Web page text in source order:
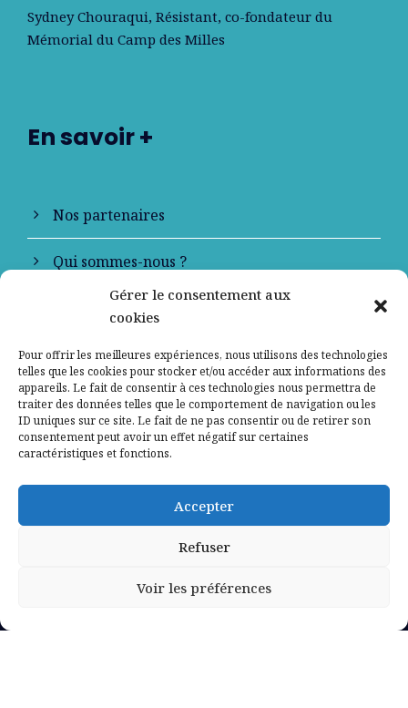
Gérer le consentement aux
cookies
Pour offrir les meilleures expériences, nous utilisons des technologies
telles que les cookies pour stocker et/ou accéder aux informations des
appareils. Le fait de consentir à ces technologies nous permettra de
traiter des données telles que le comportement de navigation ou les
ID uniques sur ce site. Le fait de ne pas consentir ou de retirer son
consentement peut avoir un effet négatif sur certaines
caractéristiques et fonctions.
Accepter
Refuser
Voir les préférences
Sydney Chouraqui, Résistant, co-fondateur du
Mémorial du Camp des Milles
En savoir +
Nos partenaires
Qui sommes-nous ?
Contactez-nous
Mentions légales
Politique de confidentialité